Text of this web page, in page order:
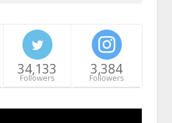
34,133
Followers
3,384
Followers